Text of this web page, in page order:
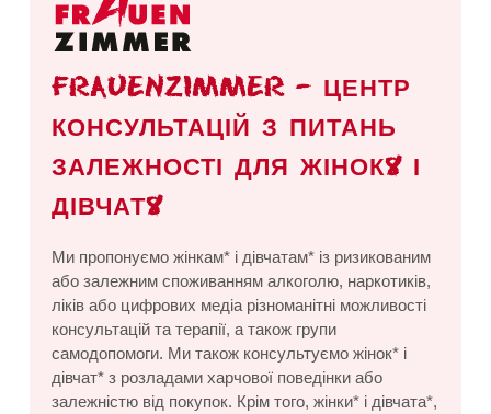
FRAUENZIMMER – ЦЕНТР
КОНСУЛЬТАЦІЙ З ПИТАНЬ
ЗАЛЕЖНОСТІ ДЛЯ ЖІНОК* І
ДІВЧАТ*
Ми пропонуємо жінкам* і дівчатам* із ризикованим
або залежним споживанням алкоголю, наркотиків,
ліків або цифрових медіа різноманітні можливості
консультацій та терапії, а також групи
самодопомоги. Ми також консультуємо жінок* і
дівчат* з розладами харчової поведінки або
залежністю від покупок. Крім того, жінки* і дівчата*,